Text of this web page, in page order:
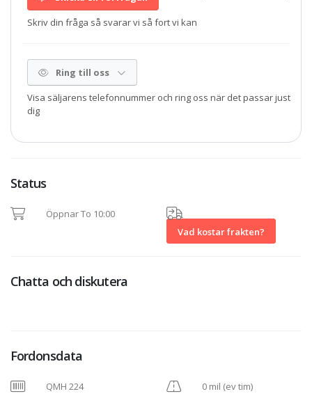
Skriv din fråga så svarar vi så fort vi kan
Ring till oss
Visa säljarens telefonnummer och ring oss när det passar just
dig
Status
Öppnar To 10:00
Vad kostar frakten?
Chatta och diskutera
Fordonsdata
QMH 224
0 mil (ev tim)